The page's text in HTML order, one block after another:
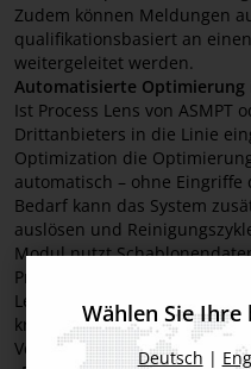
Zudem können Meldungen
qualifikationsbasiert an
weitergeleitet werden.
Automatisierte
Ist Process Lens von ASMPT
Drittanbieters in die Linie
Optimization die
automatisch – ohne
Bedarf kann das System
auslösen und
Modul nutzt
Prozesswissensdatenbank,
Leiterplatte alle relevanten
kritische Layoutbereiche zu
Verbesserungen
Wählen Sie
Deutsch |